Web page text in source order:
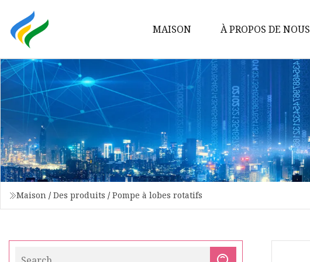
MAISON À PROPOS DE NOUS
Maison / Des produits / Pompe à lobes rotatifs